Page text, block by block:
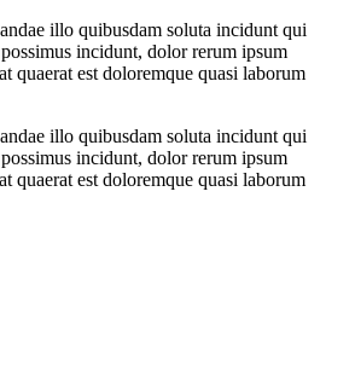
illo quibusdam soluta incidunt qui
incidunt, dolor rerum ipsum
quaerat est doloremque quasi laborum
illo quibusdam soluta incidunt qui
incidunt, dolor rerum ipsum
quaerat est doloremque quasi laborum